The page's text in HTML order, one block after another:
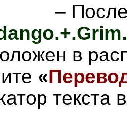
–
в
«
текста